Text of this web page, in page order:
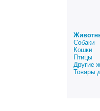
Собаки
Кошки
Птицы
Другие
Товары